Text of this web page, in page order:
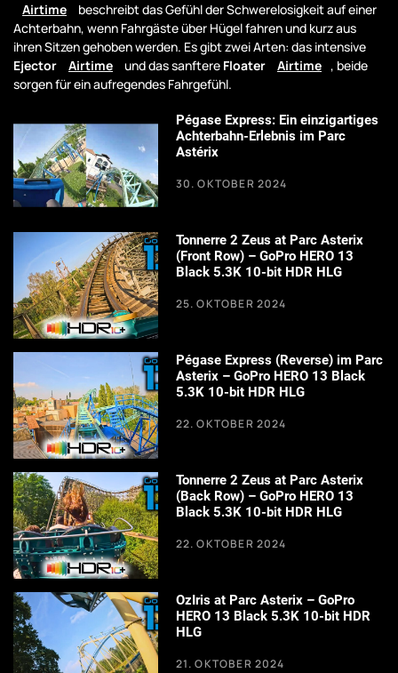
Airtime
beschreibt das Gefühl der Schwerelosigkeit auf einer
Achterbahn, wenn Fahrgäste über Hügel fahren und kurz aus
ihren Sitzen gehoben werden. Es gibt zwei Arten: das intensive
Ejector
Airtime und das sanftere Floater Airtime , beide
sorgen für ein aufregendes Fahrgefühl.
Pégase Express: Ein einzigartiges
Achterbahn-Erlebnis im Parc
Astérix
30. OKTOBER 2024
Tonnerre 2 Zeus at Parc Asterix
(Front Row) – GoPro HERO 13
Black 5.3K 10-bit HDR HLG
25. OKTOBER 2024
Pégase Express (Reverse) im Parc
Asterix – GoPro HERO 13 Black
5.3K 10-bit HDR HLG
22. OKTOBER 2024
Tonnerre 2 Zeus at Parc Asterix
(Back Row) – GoPro HERO 13
Black 5.3K 10-bit HDR HLG
22. OKTOBER 2024
OzIris at Parc Asterix – GoPro
HERO 13 Black 5.3K 10-bit HDR
HLG
21. OKTOBER 2024